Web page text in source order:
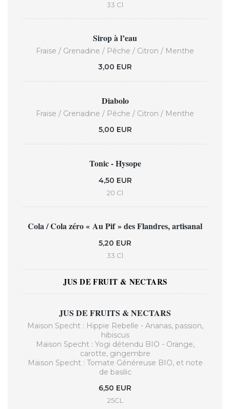
33 Cl
Sirop à l’eau
Fraise / Grenadine / Pêche / Citron / Menthe
3,00 EUR
Diabolo
Fraise / Grenadine / Pêche / Citron / Menthe
5,00 EUR
Tonic - Hysope
4,50 EUR
20 Cl
Cola / Cola zéro « Au Pif » des Flandres, artisanal
5,20 EUR
33 Cl
JUS DE FRUIT & NECTARS
JUS DE FRUITS & NECTARS
Maison Specht : Hippie Rebelle - Ananas, passion,
hibiscus
Maison Specht : Yogi détendu BIO - Orange,
carotte, gingembre
Maison Specht : Tomate Généreuse BIO, et note
de basilic
6,50 EUR
25CL